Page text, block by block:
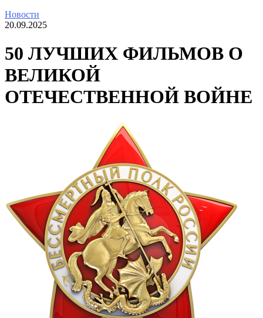
Новости
20.09.2025
50 ЛУЧШИХ ФИЛЬМОВ О
ВЕЛИКОЙ
ОТЕЧЕСТВЕННОЙ ВОЙНЕ